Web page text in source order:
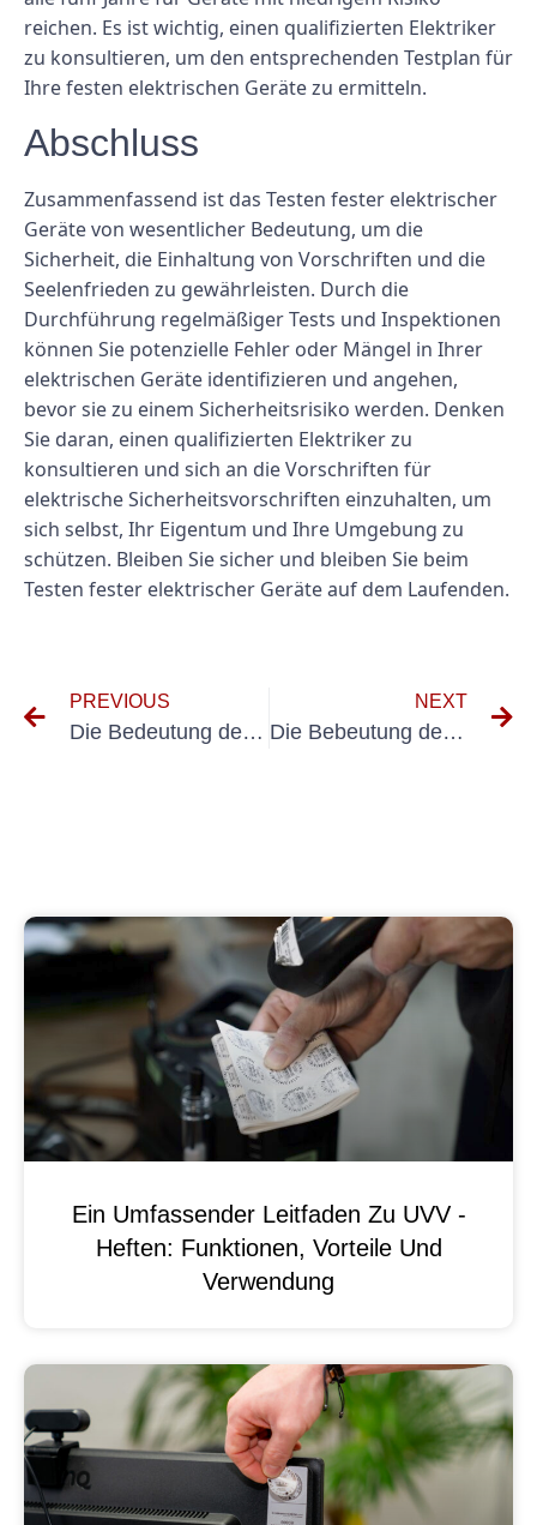
reichen. Es ist wichtig, einen qualifizierten Elektriker
zu konsultieren, um den entsprechenden Testplan für
Ihre festen elektrischen Geräte zu ermitteln.
Abschluss
Zusammenfassend ist das Testen fester elektrischer
Geräte von wesentlicher Bedeutung, um die
Sicherheit, die Einhaltung von Vorschriften und die
Seelenfrieden zu gewährleisten. Durch die
Durchführung regelmäßiger Tests und Inspektionen
können Sie potenzielle Fehler oder Mängel in Ihrer
elektrischen Geräte identifizieren und angehen,
bevor sie zu einem Sicherheitsrisiko werden. Denken
Sie daran, einen qualifizierten Elektriker zu
konsultieren und sich an die Vorschriften für
elektrische Sicherheitsvorschriften einzuhalten, um
sich selbst, Ihr Eigentum und Ihre Umgebung zu
schützen. Bleiben Sie sicher und bleiben Sie beim
Testen fester elektrischer Geräte auf dem Laufenden.
PREVIOUS
Die Bedeutung der VDE -Überprüfung der Gewährleistung der elektrischen Sicherheit
NEXT
Die Bebeutung der Holzung Ortsfester Elektrier BRIEBMITTEL für Elektrofachkräfete
Ein Umfassender Leitfaden Zu UVV -
Heften: Funktionen, Vorteile Und
Verwendung